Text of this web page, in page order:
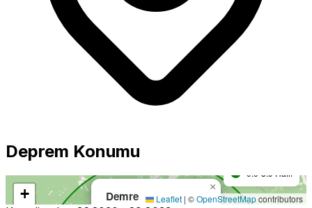
Deprem Konumu
Harita yükleniyor... Demre
×
+
0.0-3.9 Hafif
Leaflet | ©OpenStreetMapcontributors